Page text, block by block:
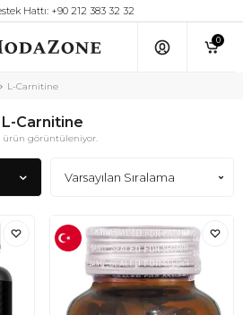
Hattı: +90 212 383 32 32
0
L-Carnitine
L-Carnitine
ürün görüntüleniyor.